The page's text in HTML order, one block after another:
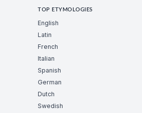
TOP ETYMOLOGIES
English
Latin
French
Italian
Spanish
German
Dutch
Swedish